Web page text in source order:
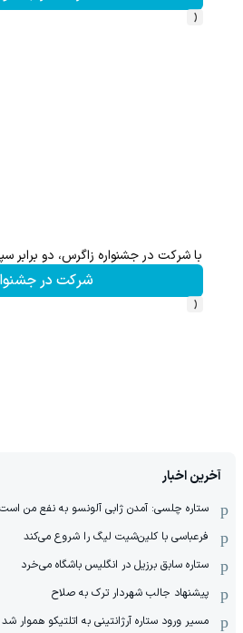
‹
با شرکت در جشنواره زاگرس، دو برابر
شرکت در
‹
آخرین اخبار
ستاره چلسی: آمدن ژابی آلونسو به نفع من است
فرعباسی با کلین‌شیت لیگ را شروع می‌کند
ستاره سابق برزیل در انگلیس باشگاه می‌خرد
پیشنهاد جالب شهردار ترک به صلاح
مسیر ورود ستاره آرژانتینی به اتلتیکو هموار شد